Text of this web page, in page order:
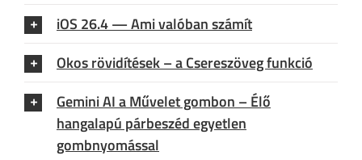
iOS 26.4 — Ami valóban számít
Okos rövidítések – a Csereszöveg funkció
Gemini AI a Művelet gombon – Élő
hangalapú párbeszéd egyetlen
gombnyomással